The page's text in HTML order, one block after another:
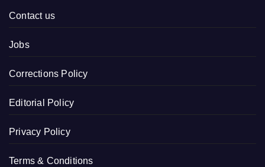
Contact us
Jobs
Corrections Policy
Editorial Policy
Privacy Policy
Terms & Conditions